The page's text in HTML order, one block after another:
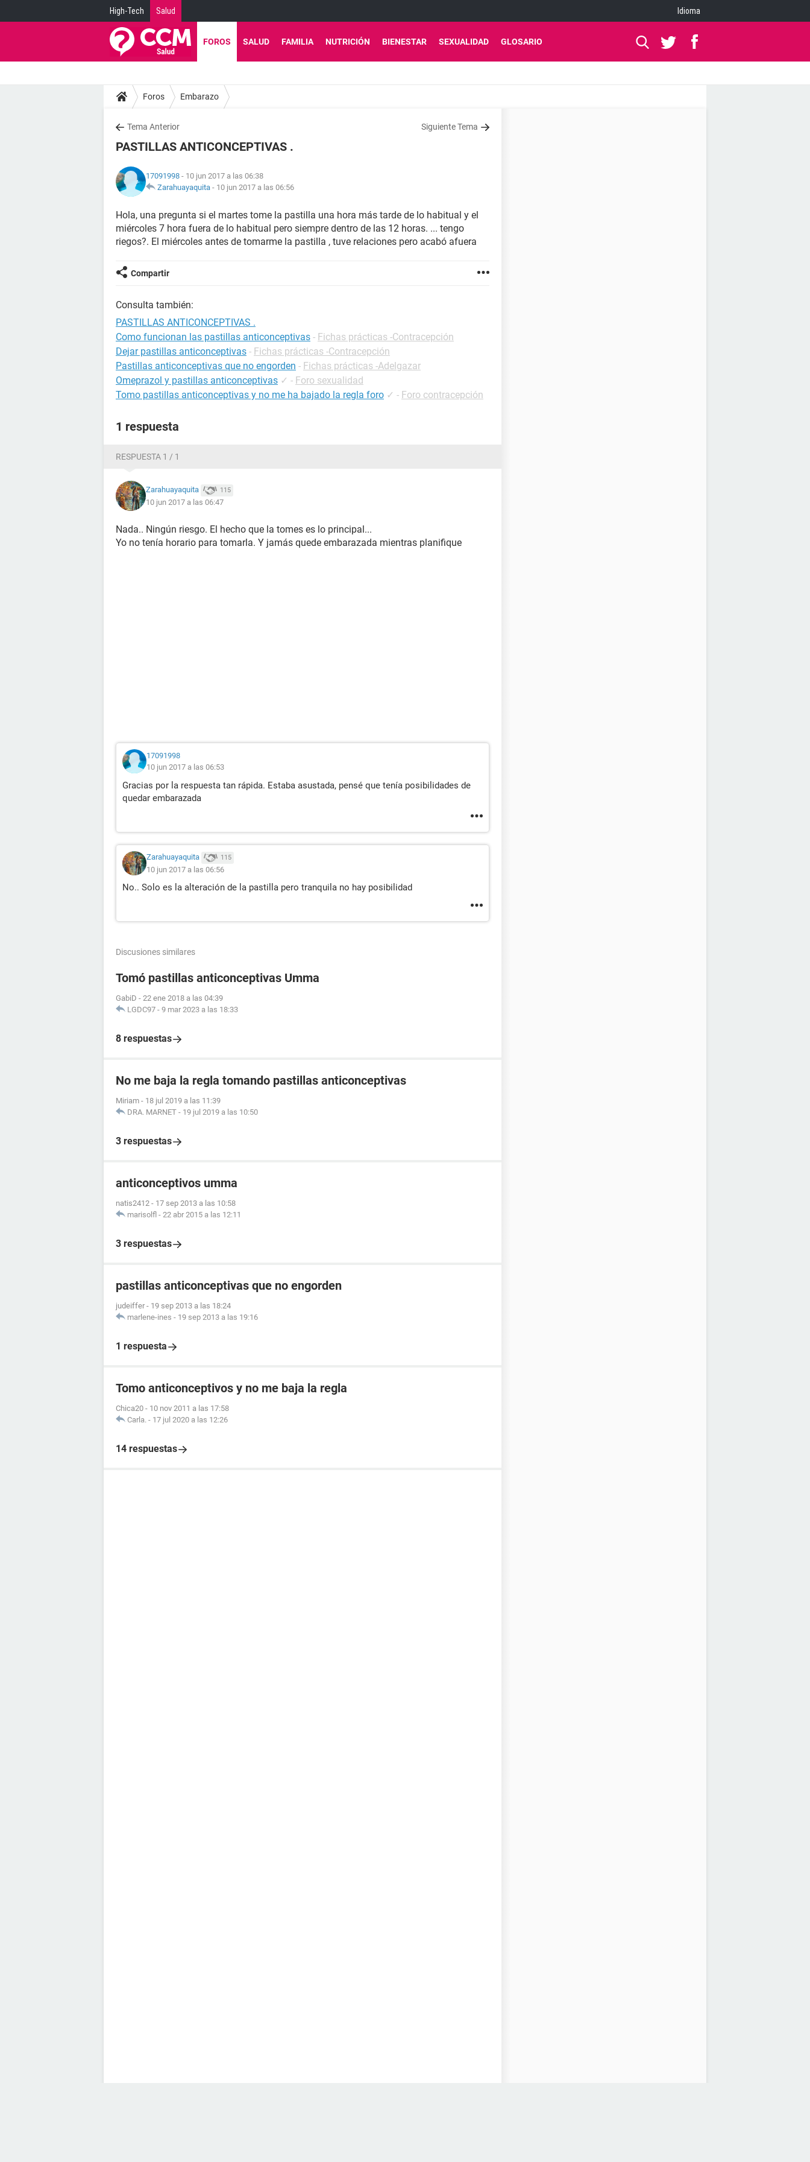
High-Tech Salud Idioma
FOROS SALUD FAMILIA NUTRICIÓN BIENESTAR SEXUALIDAD GLOSARIO
Foros Embarazo
Tema Anterior Siguiente Tema
PASTILLAS ANTICONCEPTIVAS .
17091998 - 10 jun 2017 a las 06:38
Zarahuayaquita - 10 jun 2017 a las 06:56
Hola, una pregunta si el martes tome la pastilla una hora más tarde de lo habitual y el
miércoles 7 hora fuera de lo habitual pero siempre dentro de las 12 horas. ... tengo
riegos?. El miércoles antes de tomarme la pastilla , tuve relaciones pero acabó afuera
Compartir
Consulta también:
PASTILLAS ANTICONCEPTIVAS .
Como funcionan las pastillas anticonceptivas - Fichas prácticas -Contracepción
Dejar pastillas anticonceptivas - Fichas prácticas -Contracepción
Pastillas anticonceptivas que no engorden - Fichas prácticas -Adelgazar
Omeprazol y pastillas anticonceptivas ✓ - Foro sexualidad
Tomo pastillas anticonceptivas y no me ha bajado la regla foro ✓ - Foro contracepción
1 respuesta
RESPUESTA 1 / 1
Zarahuayaquita 115
10 jun 2017 a las 06:47
Nada.. Ningún riesgo. El hecho que la tomes es lo principal...
Yo no tenía horario para tomarla. Y jamás quede embarazada mientras planifique
17091998
10 jun 2017 a las 06:53
Gracias por la respuesta tan rápida. Estaba asustada, pensé que tenía posibilidades de
quedar embarazada
Zarahuayaquita 115
10 jun 2017 a las 06:56
No.. Solo es la alteración de la pastilla pero tranquila no hay posibilidad
Discusiones similares
Tomó pastillas anticonceptivas Umma
GabiD - 22 ene 2018 a las 04:39
LGDC97 - 9 mar 2023 a las 18:33
8 respuestas
No me baja la regla tomando pastillas anticonceptivas
Miriam - 18 jul 2019 a las 11:39
DRA. MARNET - 19 jul 2019 a las 10:50
3 respuestas
anticonceptivos umma
natis2412 - 17 sep 2013 a las 10:58
marisolfl - 22 abr 2015 a las 12:11
3 respuestas
pastillas anticonceptivas que no engorden
judeiffer - 19 sep 2013 a las 18:24
marlene-ines - 19 sep 2013 a las 19:16
1 respuesta
Tomo anticonceptivos y no me baja la regla
Chica20 - 10 nov 2011 a las 17:58
Carla. - 17 jul 2020 a las 12:26
14 respuestas